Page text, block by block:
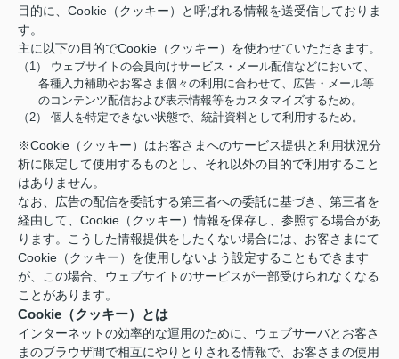
目的に、Cookie（クッキー）と呼ばれる情報を送受信しておりま
す。
主に以下の目的でCookie（クッキー）を使わせていただきます。
（1） ウェブサイトの会員向けサービス・メール配信などにおいて、
各種入力補助やお客さま個々の利用に合わせて、広告・メール等
のコンテンツ配信および表示情報等をカスタマイズするため。
（2） 個人を特定できない状態で、統計資料として利用するため。
※Cookie（クッキー）はお客さまへのサービス提供と利用状況分
析に限定して使用するものとし、それ以外の目的で利用すること
はありません。
なお、広告の配信を委託する第三者への委託に基づき、第三者を
経由して、Cookie（クッキー）情報を保存し、参照する場合があ
ります。こうした情報提供をしたくない場合には、お客さまにて
Cookie（クッキー）を使用しないよう設定することもできます
が、この場合、ウェブサイトのサービスが一部受けられなくなる
ことがあります。
Cookie（クッキー）とは
インターネットの効率的な運用のために、ウェブサーバとお客さ
まのブラウザ間で相互にやりとりされる情報で、お客さまの使用